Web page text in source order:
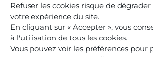
Refuser les cookies risque de
votre expérience du site.
En cliquant sur « Accepter », vous
à l'utilisation de tous les cookies.
Vous pouvez voir les préférences pour
Centre d'excellence HTA